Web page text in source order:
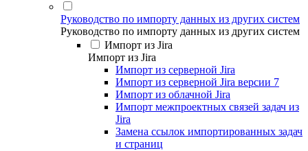
Руководство по импорту данных из других систем
Руководство по импорту данных из других систем
Импорт из Jira
Импорт из Jira
Импорт из серверной Jira
Импорт из серверной Jira версии 7
Импорт из облачной Jira
Импорт межпроектных связей задач из
Jira
Замена ссылок импортированных задач
и страниц